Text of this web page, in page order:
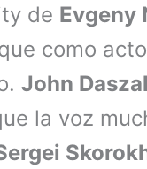
de Evgeny
como
John
la voz